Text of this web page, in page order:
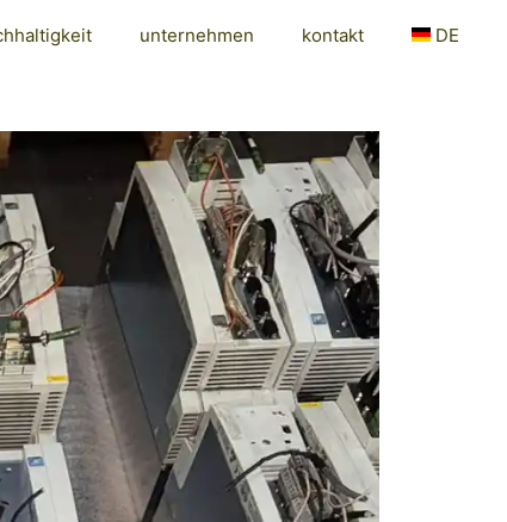
unternehmen kontakt DE